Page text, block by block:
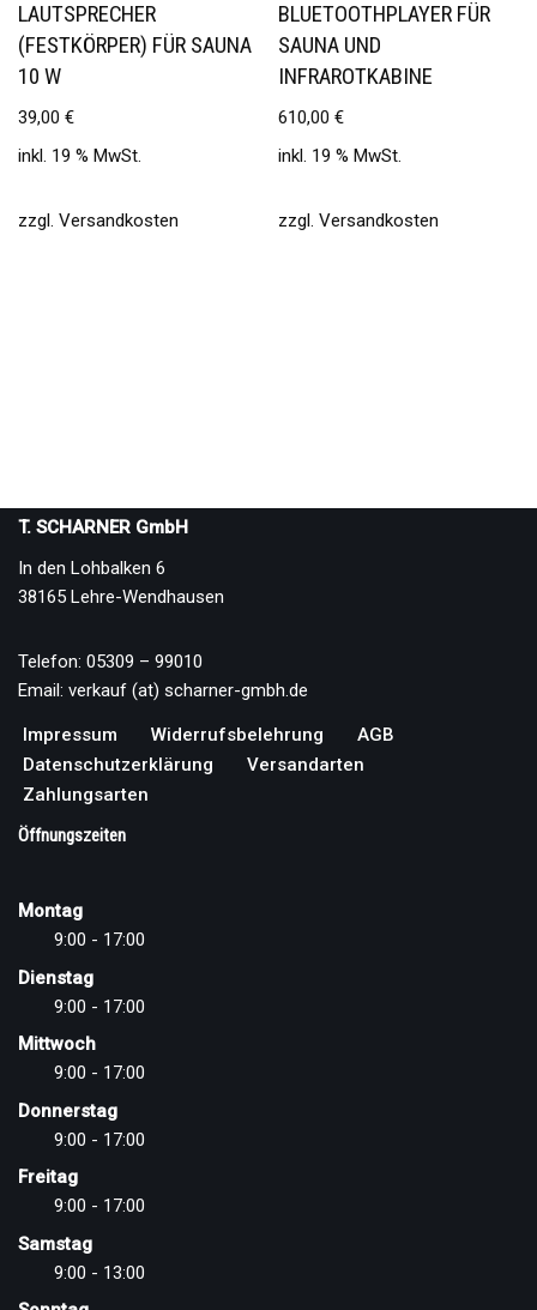
LAUTSPRECHER
(FESTKÖRPER) FÜR SAUNA
10 W
39,00 €
inkl. 19 % MwSt.
zzgl. Versandkosten
BLUETOOTHPLAYER FÜR
SAUNA UND
INFRAROTKABINE
610,00€
inkl. 19 % MwSt.
zzgl.Versandkosten
T. SCHARNER GmbH
In den Lohbalken 6
38165 Lehre-Wendhausen
Telefon: 05309 – 99010
Email: verkauf (at) scharner-gmbh.de
Impressum Widerrufsbelehrung
AGB
Datenschutzerklärung
Versandarten
Zahlungsarten
Öffnungszeiten
Montag
9:00 - 17:00
Dienstag
9:00 - 17:00
Mittwoch
9:00 - 17:00
Donnerstag
9:00 - 17:00
Freitag
9:00 - 17:00
Samstag
9:00 - 13:00